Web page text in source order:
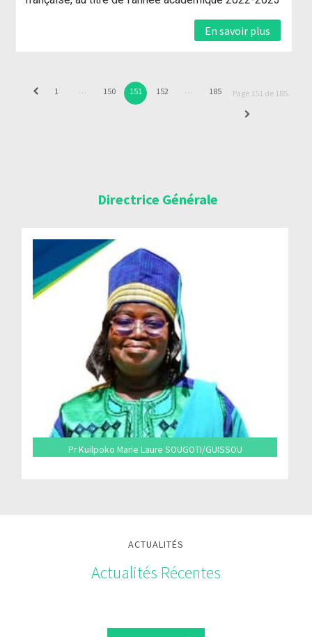
En savoir plus
Page 151 de 185.
1 … 150 151 152 … 185
Directrice Générale
Pr Kuilpoko Marie Laure SOUGOTI/GUISSOU
ACTUALITÉS
Actualités Récentes